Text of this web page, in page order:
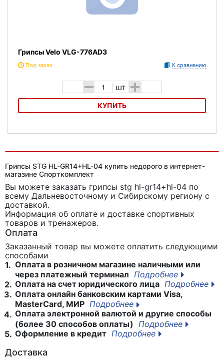
Грипсы Velo VLG-776AD3
Под заказ К сравнению
- шт +
КУПИТЬ
Грипсы STG HL-GR14+HL-04 купить недорого в интернет-
магазине Спорткомплект
Вы можете заказать грипсы stg hl-gr14+hl-04 по
всему Дальневосточному и Сибирскому региону с
доставкой.
Информация об оплате и доставке спортивных
товаров и тренажеров.
Оплата
Заказанный товар вы можете оплатить следующими
способами
1. Оплата в розничном магазине наличными или
через платежный терминал Подробнее
2. Оплата на счет юридического лица Подробнее
3. Оплата онлайн банковским картами Visa,
MasterCard, МИР Подробнее
4. Оплата электронной валютой и другие способы
(более 30 способов оплаты)
Подробнее
5. Оформление в кредит Подробнее
Доставка